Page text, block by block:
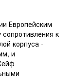
Европейским
к
корпуса -
и